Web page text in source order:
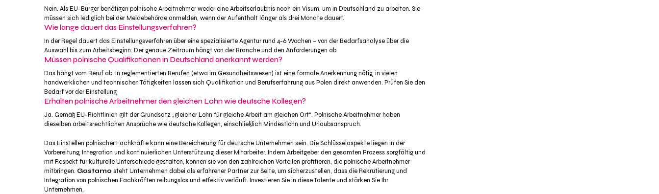
Nein. Als EU-Bürger benötigen polnische Arbeitnehmer weder eine Arbeitserlaubnis noch ein Visum, um in Deutschland zu arbeiten. Sie
müssen sich lediglich bei der Meldebehörde anmelden, wenn der Aufenthalt länger als drei Monate dauert.
Wie lange dauert das Einstellungsverfahren?
In der Regel dauert das Einstellungsverfahren über eine spezialisierte Agentur rund 4-6 Wochen – von der Bedarfsanalyse über die
Auswahl bis zum Arbeitsbeginn. Der genaue Zeitraum hängt von der Branche und den Anforderungen ab.
Müssen polnische Qualifikationen in Deutschland anerkannt werden?
Das hängt vom Beruf ab. In reglementierten Berufen (etwa im Gesundheitswesen) ist eine formale Anerkennung nötig, in vielen
handwerklichen und technischen Tätigkeiten lassen sich Qualifikation und Berufserfahrung aus Polen direkt anwenden. Prüfen Sie den
Bedarf vor der Einstellung.
Erhalten polnische Arbeitnehmer den gleichen Lohn wie deutsche Kollegen?
Ja. Gemäß EU-Richtlinien gilt der Grundsatz „gleicher Lohn für gleiche Arbeit am gleichen Ort“. Polnische Arbeitnehmer haben
dieselben arbeitsrechtlichen Ansprüche wie deutsche Kollegen, einschließlich Mindestlohn und Urlaubsanspruch.
Das Einstellen polnischer Fachkräfte kann eine Bereicherung für deutsche Unternehmen sein. Die Schlüsselaspekte liegen in der
Vorbereitung, Integration und kontinuierlichen Unterstützung dieser Mitarbeiter. Indem Arbeitgeber den gesamten Prozess sorgfältig und
mit Respekt für kulturelle Unterschiede gestalten, können sie von den zahlreichen Vorteilen profitieren, die polnische Arbeitnehmer
mitbringen. Gastamo steht Unternehmen dabei als erfahrener Partner zur Seite, um sicherzustellen, dass die Rekrutierung und
Integration von polnischen Fachkräften reibungslos und effektiv verläuft. Investieren Sie in diese Talente und stärken Sie Ihr
Unternehmen.